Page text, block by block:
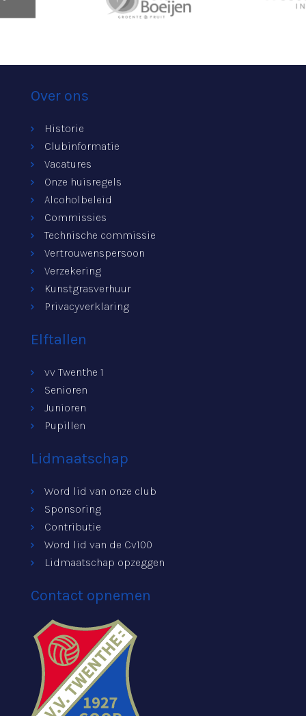
Over ons
Historie
Clubinformatie
Vacatures
Onze huisregels
Alcoholbeleid
Commissies
Technische commissie
Vertrouwenspersoon
Verzekering
Kunstgrasverhuur
Privacyverklaring
Elftallen
vv Twenthe 1
Senioren
Junioren
Pupillen
Lidmaatschap
Word lid van onze club
Sponsoring
Contributie
Word lid van de Cv100
Lidmaatschap opzeggen
Contact opnemen